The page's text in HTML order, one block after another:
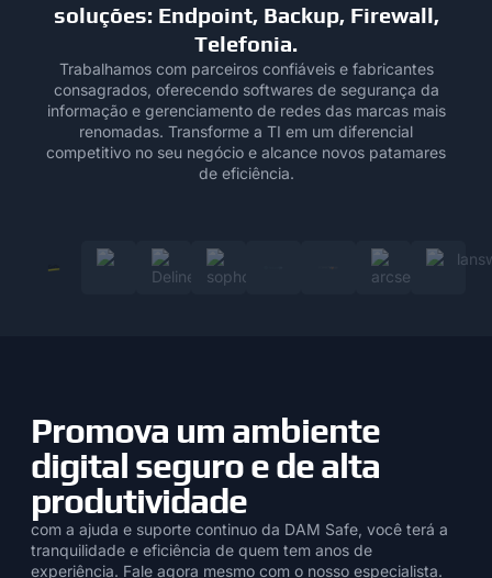
soluções: Endpoint, Backup, Firewall,
Telefonia.
Trabalhamos com parceiros confiáveis e fabricantes
consagrados, oferecendo softwares de segurança da
informação e gerenciamento de redes das marcas mais
renomadas. Transforme a TI em um diferencial
competitivo no seu negócio e alcance novos patamares
de eficiência.
Promova um ambiente
digital seguro e de alta
produtividade
com a ajuda e suporte continuo da DAM Safe, você terá a
tranquilidade e eficiência de quem tem anos de
experiência. Fale agora mesmo com o nosso especialista.